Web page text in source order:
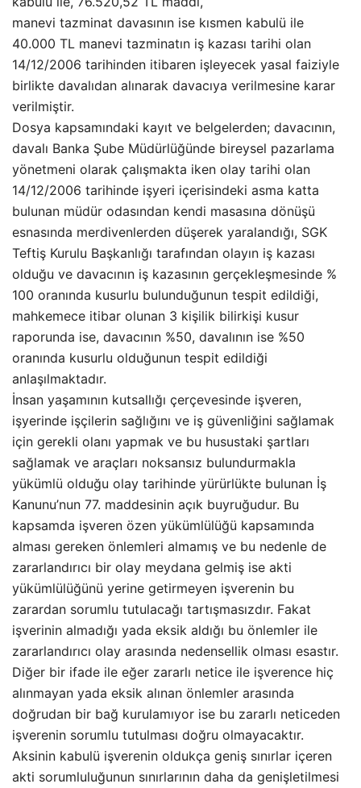
manevi tazminat davasının ise kısmen kabulü ile
40.000 TL manevi tazminatın iş kazası tarihi olan
14/12/2006 tarihinden itibaren işleyecek yasal faiziyle
birlikte davalıdan alınarak davacıya verilmesine karar
verilmiştir.
Dosya kapsamındaki kayıt ve belgelerden; davacının,
davalı Banka Şube Müdürlüğünde bireysel pazarlama
yönetmeni olarak çalışmakta iken olay tarihi olan
14/12/2006 tarihinde işyeri içerisindeki asma katta
bulunan müdür odasından kendi masasına dönüşü
esnasında merdivenlerden düşerek yaralandığı, SGK
Teftiş Kurulu Başkanlığı tarafından olayın iş kazası
olduğu ve davacının iş kazasının gerçekleşmesinde %
100 oranında kusurlu bulunduğunun tespit edildiği,
mahkemece itibar olunan 3 kişilik bilirkişi kusur
raporunda ise, davacının %50, davalının ise %50
oranında kusurlu olduğunun tespit edildiği
anlaşılmaktadır.
İnsan yaşamının kutsallığı çerçevesinde işveren,
işyerinde işçilerin sağlığını ve iş güvenliğini sağlamak
için gerekli olanı yapmak ve bu husustaki şartları
sağlamak ve araçları noksansız bulundurmakla
yükümlü olduğu olay tarihinde yürürlükte bulunan İş
Kanunu’nun 77. maddesinin açık buyruğudur. Bu
kapsamda işveren özen yükümlülüğü kapsamında
alması gereken önlemleri almamış ve bu nedenle de
zararlandırıcı bir olay meydana gelmiş ise akti
yükümlülüğünü yerine getirmeyen işverenin bu
zarardan sorumlu tutulacağı tartışmasızdır. Fakat
işverinin almadığı yada eksik aldığı bu önlemler ile
zararlandırıcı olay arasında nedensellik olması esastır.
Diğer bir ifade ile eğer zararlı netice ile işverence hiç
alınmayan yada eksik alınan önlemler arasında
doğrudan bir bağ kurulamıyor ise bu zararlı neticeden
işverenin sorumlu tutulması doğru olmayacaktır.
Aksinin kabulü işverenin oldukça geniş sınırlar içeren
akti sorumluluğunun sınırlarının daha da genişletilmesi